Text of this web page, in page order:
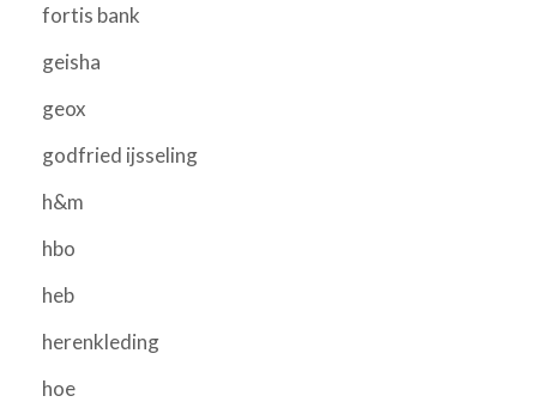
fortis bank
geisha
geox
godfried ijsseling
h&m
hbo
heb
herenkleding
hoe